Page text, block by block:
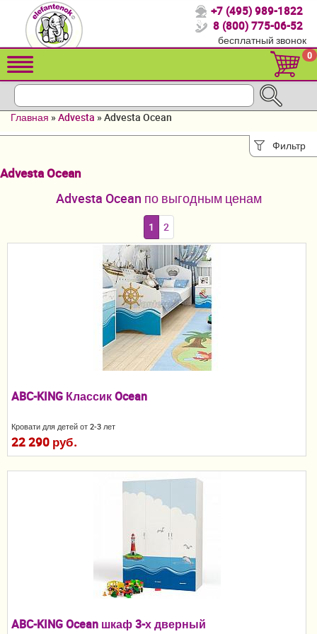
Спасибо, что выбрали нас!
Распродажа!
Детские коляски
Летние товары
Мебель и аксессуары
Постельные принадлежности
Гигиена и уход
Качели, шезлонги
Манежи
Безопасность ребенка
Принадлежности для выписки
Сумки для мам и детей
Кенгуру и слинги
+7 (495) 989-1822
8 (800) 775-06-52
бесплатный звонок
0
Главная »Advesta »Advesta Ocean
Фильтр
Advesta Ocean
Advesta Ocean по выгодным ценам
1 2
ABC-KING Классик Ocean
Кровати для детей от 2-3 лет
22 290 руб.
ABC-KING Ocean шкаф 3-х дверный